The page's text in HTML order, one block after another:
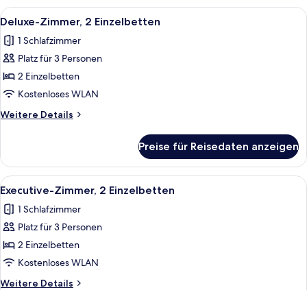
Schlafzimmer,
Alle
Fotos
für
Deluxe-
Zimmer,
2 Einzelbetten
anzeigen
Ein Hotelzimmer mit einem großen
6
Deluxe-Zimmer, 2 Einzelbetten
1 Schlafzimmer
Platz für 3 Personen
2 Einzelbetten
Kostenloses WLAN
Weitere Details
Weitere
Zimmer,
2 Einzelbetten
Preise für Reisedaten anzeigen
Alle
Fotos
für
Executive-
Zimmer,
2 Einzelbetten
anzeigen
Ein Hotelzimmer mit einem großen
6
Executive-Zimmer, 2 Einzelbetten
1 Schlafzimmer
Platz für 3 Personen
2 Einzelbetten
Kostenloses WLAN
Weitere Details
Weitere